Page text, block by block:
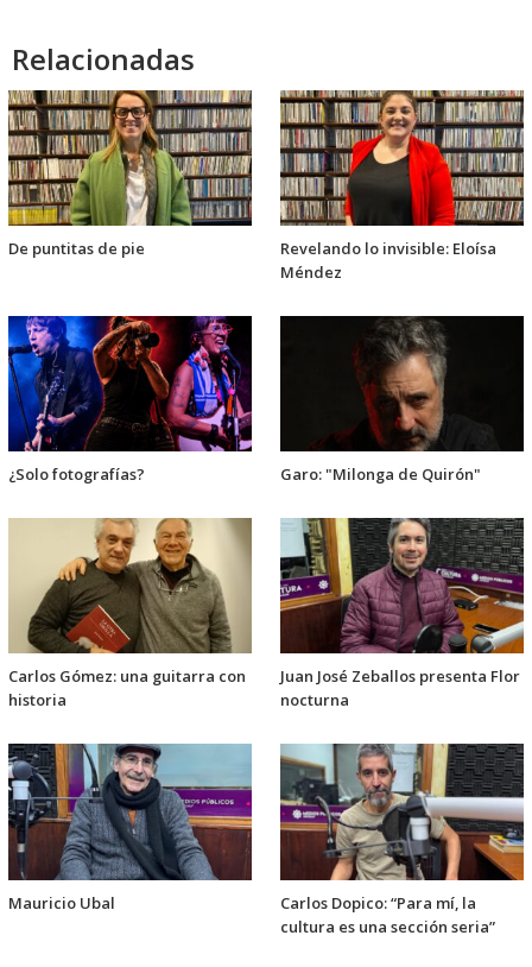
Relacionadas
De puntitas de pie
Revelando lo invisible: Eloísa
Méndez
¿Solo fotografías? Garo: "Milonga de Quirón"
Carlos Gómez: una guitarra con
historia
Juan José Zeballos presenta Flor
nocturna
Mauricio Ubal
Carlos Dopico: “Para mí, la
cultura es una sección seria”